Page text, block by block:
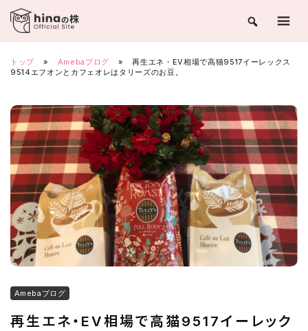
Skip
content
トップ » Amebaブログ »
再生エネ・EV相場で高猫9517イーレックス
9514エフオンとカフェオレはタリーズのお豆。
Amebaブログ
再生エネ・EV相場で高猫9517イーレック